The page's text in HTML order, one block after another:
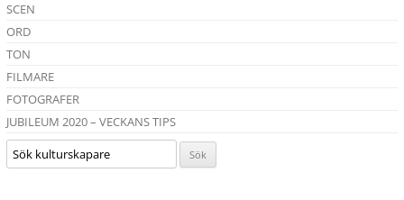
SCEN
ORD
TON
FILMARE
FOTOGRAFER
JUBILEUM 2020 – VECKANS TIPS